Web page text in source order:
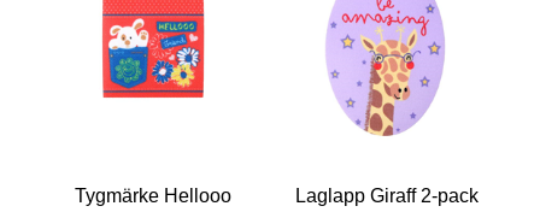
Tygmärke Hellooo Laglapp Giraff 2-pack